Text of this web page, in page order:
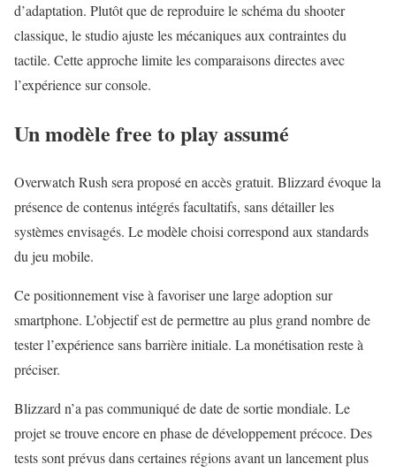
d’adaptation. Plutôt que de reproduire le schéma du shooter
classique, le studio ajuste les mécaniques aux contraintes du
tactile. Cette approche limite les comparaisons directes avec
l’expérience sur console.
Un modèle free to play assumé
Overwatch Rush sera proposé en accès gratuit. Blizzard évoque la
présence de contenus intégrés facultatifs, sans détailler les
systèmes envisagés. Le modèle choisi correspond aux standards
du jeu mobile.
Ce positionnement vise à favoriser une large adoption sur
smartphone. L’objectif est de permettre au plus grand nombre de
tester l’expérience sans barrière initiale. La monétisation reste à
préciser.
Blizzard n’a pas communiqué de date de sortie mondiale. Le
projet se trouve encore en phase de développement précoce. Des
tests sont prévus dans certaines régions avant un lancement plus